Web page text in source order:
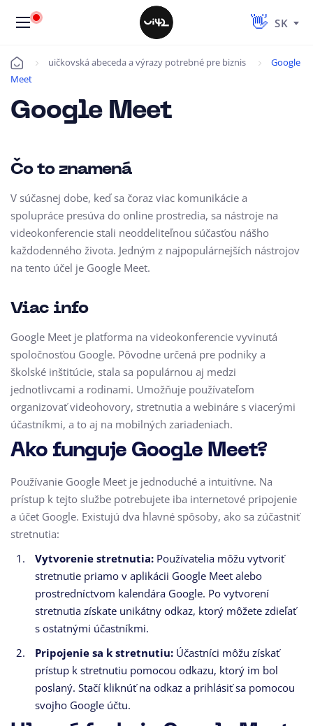
SK
Úvod uičkovská abeceda a výrazy potrebné pre biznis
Google
Meet
Google Meet
Čo to znamená
V súčasnej dobe, keď sa čoraz viac komunikácie a
spolupráce presúva do online prostredia, sa nástroje na
videokonferencie stali neoddeliteľnou súčasťou nášho
každodenného života. Jedným z najpopulárnejších nástrojov
na tento účel je Google Meet.
Viac info
Google Meet je platforma na videokonferencie vyvinutá
spoločnosťou Google. Pôvodne určená pre podniky a
školské inštitúcie, stala sa populárnou aj medzi
jednotlivcami a rodinami. Umožňuje používateľom
organizovať videohovory, stretnutia a webináre s viacerými
účastníkmi, a to aj na mobilných zariadeniach.
Ako funguje Google Meet?
Používanie Google Meet je jednoduché a intuitívne. Na
prístup k tejto službe potrebujete iba internetové pripojenie
a účet Google. Existujú dva hlavné spôsoby, ako sa zúčastniť
stretnutia:
Vytvorenie stretnutia: Používatelia môžu vytvoriť
stretnutie priamo v aplikácii Google Meet alebo
prostredníctvom kalendára Google. Po vytvorení
stretnutia získate unikátny odkaz, ktorý môžete zdieľať
s ostatnými účastníkmi.
Pripojenie sa k stretnutiu: Účastníci môžu získať
prístup k stretnutiu pomocou odkazu, ktorý im bol
poslaný. Stačí kliknúť na odkaz a prihlásiť sa pomocou
svojho Google účtu.